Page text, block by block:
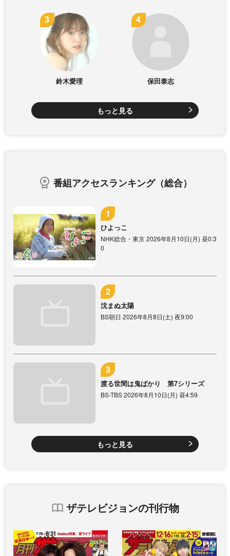
鈴木愛理 保田泰志
もっと見る
番組アクセスランキング（総合）
ひよっこ
NHK総合・東京 2026年8月10日(月) 昼0:3
0
沈まぬ太陽
BS朝日 2026年8月8日(土) 夜9:00
渡る世間は鬼ばかり 第7シリーズ
BS-TBS 2026年8月10日(月) 昼4:59
もっと見る
ザテレビジョンの刊行物